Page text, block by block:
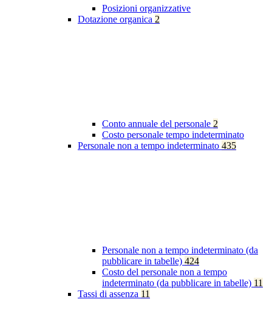
Posizioni organizzative
Dotazione organica 2
Conto annuale del personale 2
Costo personale tempo indeterminato
Personale non a tempo indeterminato 435
Personale non a tempo indeterminato (da
pubblicare in tabelle) 424
Costo del personale non a tempo
indeterminato (da pubblicare in tabelle) 11
Tassi di assenza 11